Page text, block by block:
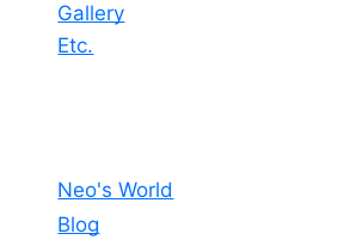
Gallery
Etc.
Neo's World
Blog